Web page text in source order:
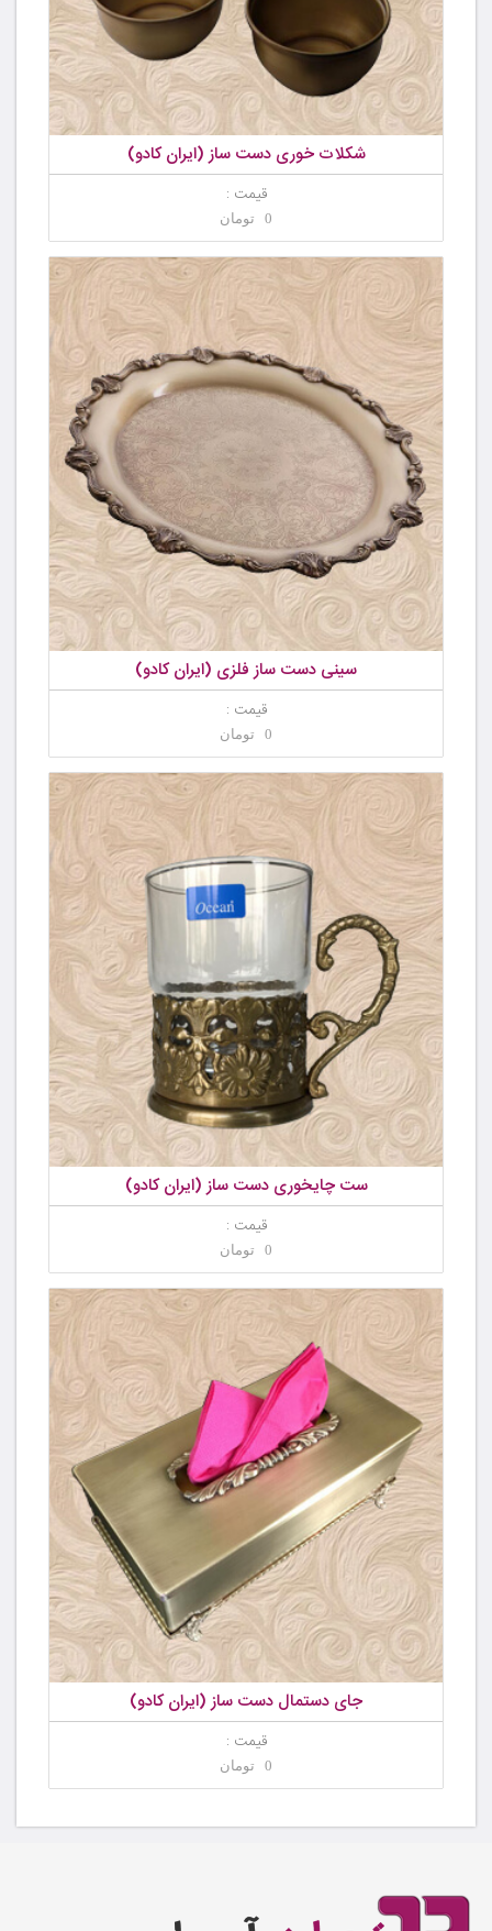
شکلات خوری دست ساز (ایران کادو)
قیمت :
0 تومان
سینی دست ساز فلزی (ایران کادو)
قیمت :
0 تومان
ست چایخوری دست ساز (ایران کادو)
قیمت :
0 تومان
جای دستمال دست ساز (ایران کادو)
قیمت :
0 تومان